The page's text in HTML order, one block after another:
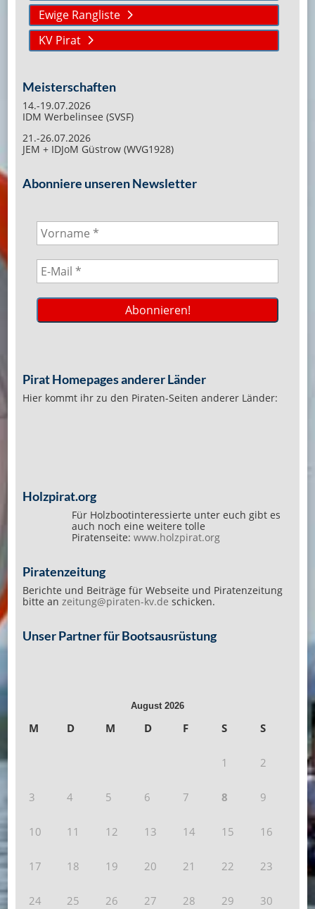
Ewige Rangliste
KV Pirat
Meisterschaften
14.-19.07.2026
IDM Werbelinsee (SVSF)
21.-26.07.2026
JEM + IDJoM Güstrow (WVG1928)
Abonniere unseren Newsletter
Pirat Homepages anderer Länder
Hier kommt ihr zu den Piraten-Seiten anderer Länder:
Holzpirat.org
Für Holzbootinteressierte unter euch gibt es
auch noch eine weitere tolle
Piratenseite: www.holzpirat.org
Piratenzeitung
Berichte und Beiträge für Webseite und Piratenzeitung
bitte an zeitung@piraten-kv.de schicken.
Unser Partner für Bootsausrüstung
August 2026
M D M D F S S
1 2
3 4 5 6 7 8 9
10 11 12 13 14 15 16
17 18 19 20 21 22 23
24 25 26 27 28 29 30